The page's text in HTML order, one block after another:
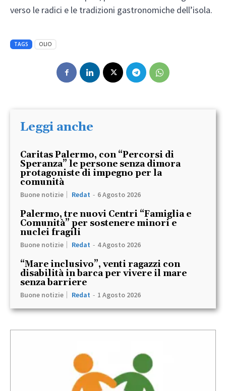
verso le radici e le tradizioni gastronomiche dell’isola.
TAGS OLIO
Leggi anche
Caritas Palermo, con “Percorsi di
Speranza” le persone senza dimora
protagoniste di impegno per la
comunità
Buone notizie Redat - 6 Agosto 2026
Palermo, tre nuovi Centri “Famiglia e
Comunità” per sostenere minori e
nuclei fragili
Buone notizie Redat - 4 Agosto 2026
“Mare inclusivo”, venti ragazzi con
disabilità in barca per vivere il mare
senza barriere
Buone notizie Redat - 1 Agosto 2026